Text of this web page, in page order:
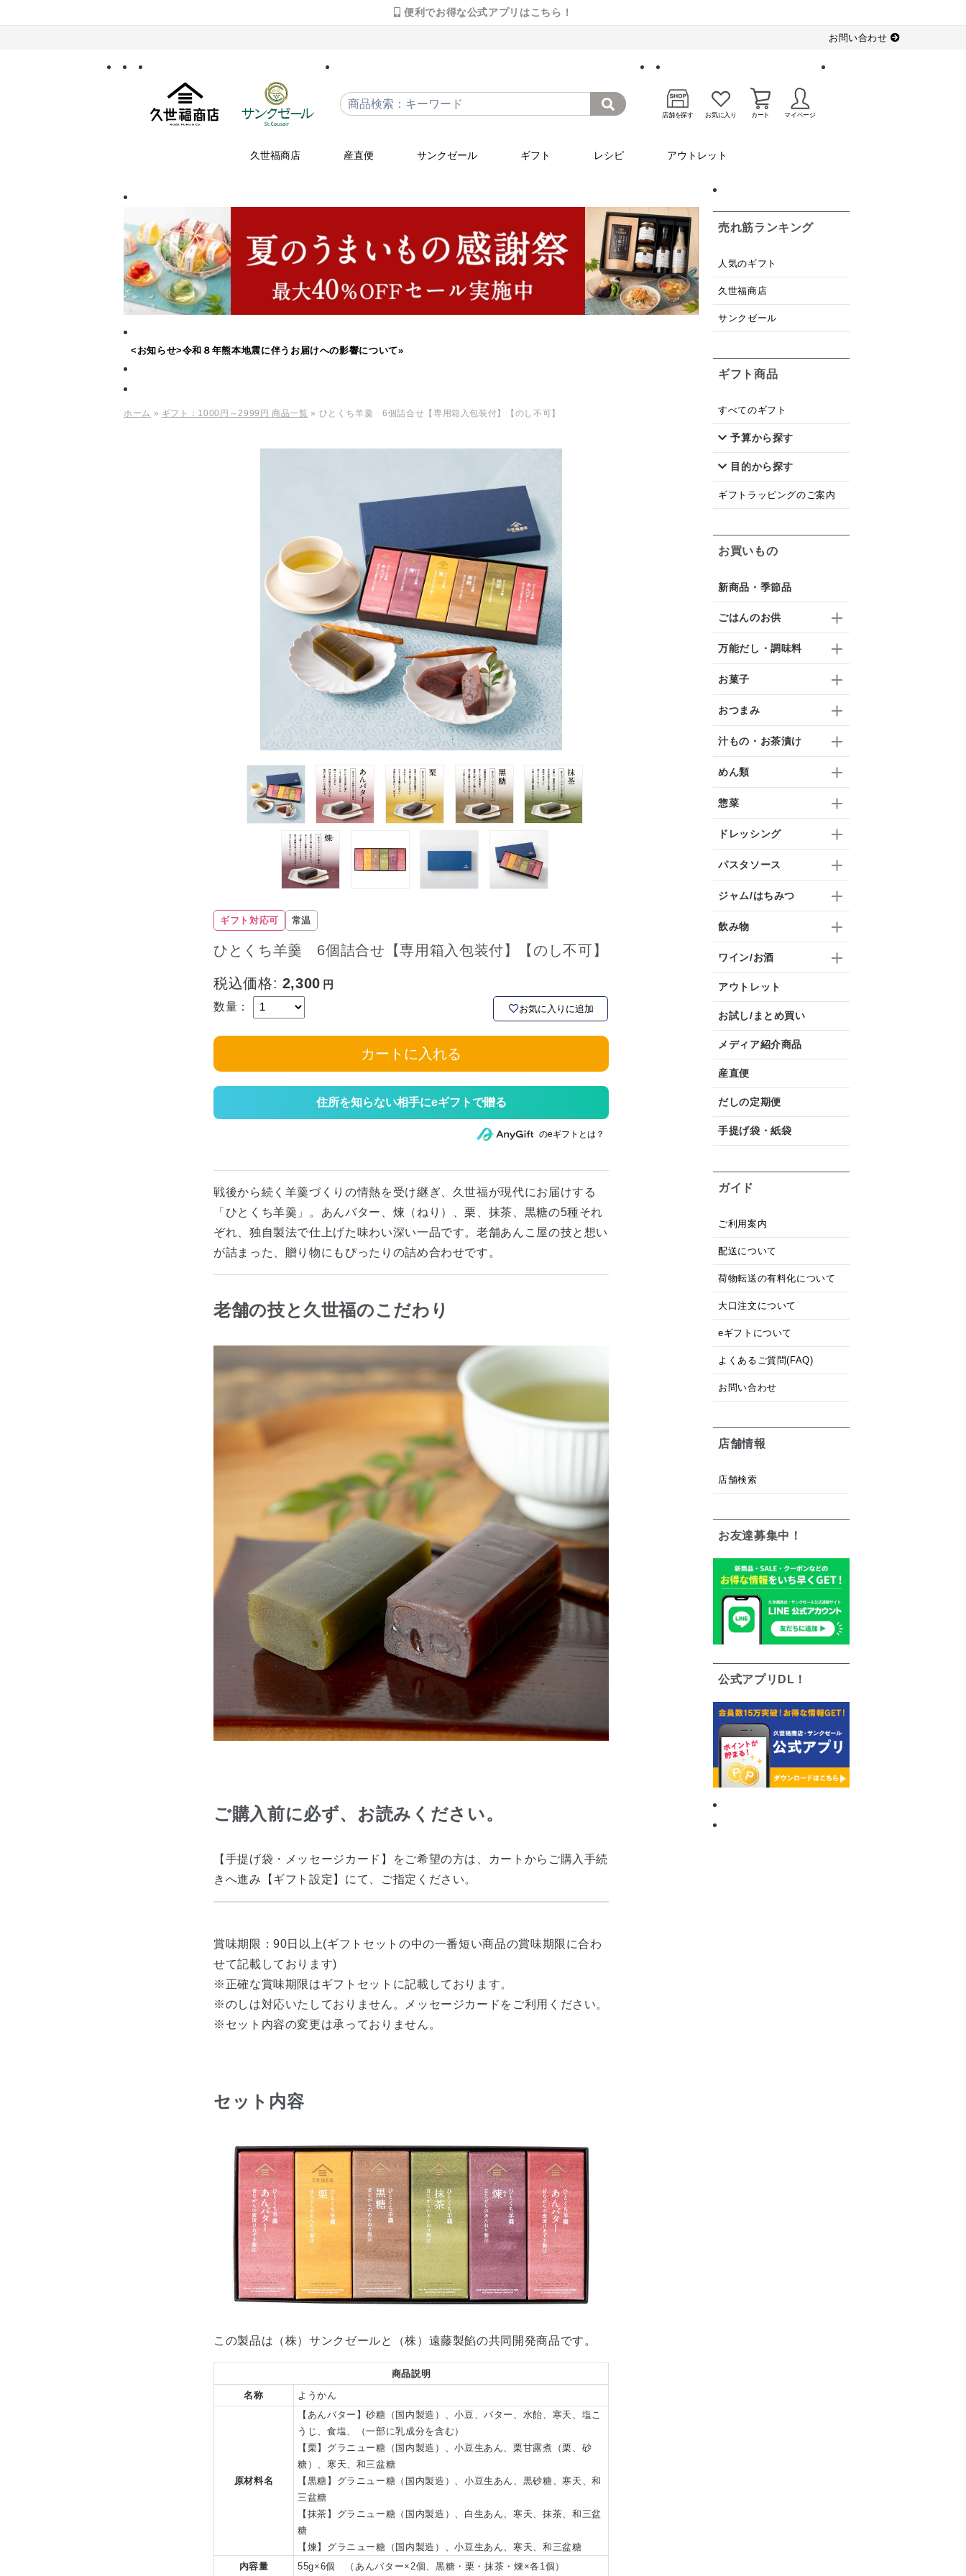
便利でお得な公式アプリはこちら！
お問い合わせ
店舗を探す お気に入り カート マイページ
久世福商店 産直便 サンクゼール ギフト レシピ アウトレット
<お知らせ>令和８年熊本地震に伴うお届けへの影響について»
ホーム » ギフト：1000円～2999円 商品一覧 » ひとくち羊羹 6個詰合せ【専用箱入包装付】【のし不可】
ギフト対応可 常温
ひとくち羊羹 6個詰合せ【専用箱入包装付】【のし不可】
税込価格: 2,300
数量： お気に入りに追加
カートに入れる
住所を知らない相手にeギフトで贈る
のeギフトとは？
戦後から続く羊羹づくりの情熱を受け継ぎ、久世福が現代にお届けする
「ひとくち羊羹」。あんバター、煉（ねり）、栗、抹茶、黒糖の5種それ
ぞれ、独自製法で仕上げた味わい深い一品です。老舗あんこ屋の技と想い
が詰まった、贈り物にもぴったりの詰め合わせです。
老舗の技と久世福のこだわり
ご購入前に必ず、お読みください。
【手提げ袋・メッセージカード】をご希望の方は、カートからご購入手続
きへ進み【ギフト設定】にて、ご指定ください。
賞味期限：90日以上(ギフトセットの中の一番短い商品の賞味期限に合わ
せて記載しております)
※正確な賞味期限はギフトセットに記載しております。
※のしは対応いたしておりません。メッセージカードをご利用ください。
※セット内容の変更は承っておりません。
セット内容
この製品は（株）サンクゼールと（株）遠藤製餡の共同開発商品です。
商品説明
名称
ようかん
原材料名
【あんバター】砂糖（国内製造）、小豆、バター、水飴、寒天、塩こ
うじ、食塩、（一部に乳成分を含む）
【栗】グラニュー糖（国内製造）、小豆生あん、栗甘露煮（栗、砂
糖）、寒天、和三盆糖
【黒糖】グラニュー糖（国内製造）、小豆生あん、黒砂糖、寒天、和
三盆糖
【抹茶】グラニュー糖（国内製造）、白生あん、寒天、抹茶、和三盆
糖
【煉】グラニュー糖（国内製造）、小豆生あん、寒天、和三盆糖
内容量
55g×6個 （あんバター×2個、黒糖・栗・抹茶・煉×各1個）
売れ筋ランキング
人気のギフト
久世福商店
サンクゼール
ギフト商品
すべてのギフト
予算から探す
目的から探す
ギフトラッピングのご案内
お買いもの
新商品・季節品
ごはんのお供
万能だし・調味料
お菓子
おつまみ
汁もの・お茶漬け
めん類
惣菜
ドレッシング
パスタソース
ジャム/はちみつ
飲み物
ワイン/お酒
アウトレット
お試し/まとめ買い
メディア紹介商品
産直便
だしの定期便
手提げ袋・紙袋
ガイド
ご利用案内
配送について
荷物転送の有料化について
大口注文について
eギフトについて
よくあるご質問(FAQ)
お問い合わせ
店舗情報
店舗検索
お友達募集中！
公式アプリDL！